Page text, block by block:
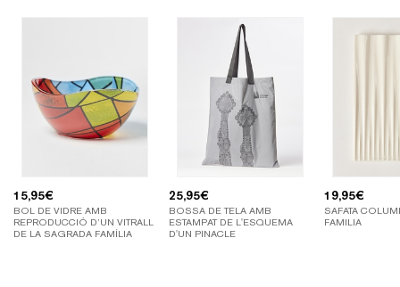
15,95€
BOL DE VIDRE AMB
REPRODUCCIÓ D’UN VITRALL
DE LA SAGRADA FAMÍLIA
25,95€
BOSSA DE TELA AMB
ESTAMPAT DE L'ESQUEMA
D'UN PINACLE
19,95€
SAFATA
FAMILIA